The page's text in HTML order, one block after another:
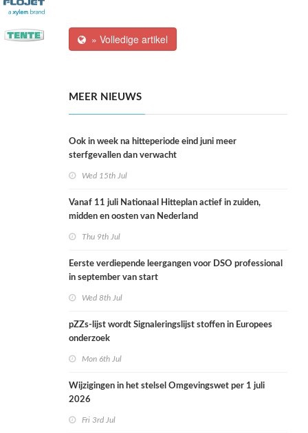
» Volledige artikel
MEER NIEUWS
Ook in week na hitteperiode eind juni meer
sterfgevallen dan verwacht
Wed 15th Jul
Vanaf 11 juli Nationaal Hitteplan actief in zuiden,
midden en oosten van Nederland
Thu 9th Jul
Eerste verdiepende leergangen voor DSO professional
in september van start
Wed 8th Jul
pZZs-lijst wordt Signaleringslijst stoffen in Europees
onderzoek
Mon 6th Jul
Wijzigingen in het stelsel Omgevingswet per 1 juli
2026
Fri 3rd Jul